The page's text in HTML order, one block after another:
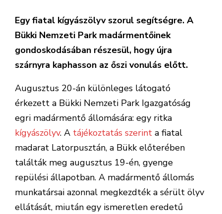
Egy fiatal kígyászölyv szorul segítségre. A
Bükki Nemzeti Park madármentőinek
gondoskodásában részesül, hogy újra
szárnyra kaphasson az őszi vonulás előtt.
Augusztus 20-án különleges látogató
érkezett a Bükki Nemzeti Park Igazgatóság
egri madármentő állomására: egy ritka
kígyászölyv. A tájékoztatás szerint a fiatal
madarat Latorpusztán, a Bükk előterében
találták meg augusztus 19-én, gyenge
repülési állapotban. A madármentő állomás
munkatársai azonnal megkezdték a sérült ölyv
ellátását, miután egy ismeretlen eredetű